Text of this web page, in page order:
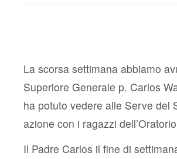
La scorsa settimana abbiamo
Superiore Generale p. Carlos
ha potuto vedere alle Serve del
azione con i ragazzi
Il Padre Carlos il fine di